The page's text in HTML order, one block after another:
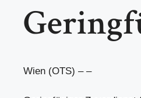
Wien (OTS) – –